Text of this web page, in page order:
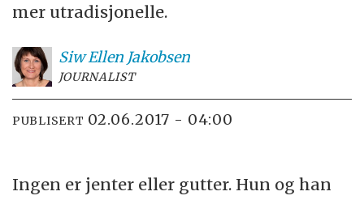
mer utradisjonelle.
Siw Ellen Jakobsen
JOURNALIST
PUBLISERT 02.06.2017 - 04:00
Ingen er jenter eller gutter. Hun og han